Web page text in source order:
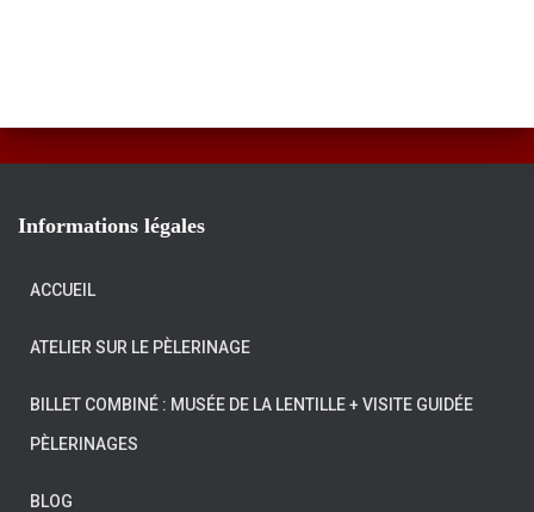
Informations légales
ACCUEIL
ATELIER SUR LE PÈLERINAGE
BILLET COMBINÉ : MUSÉE DE LA LENTILLE + VISITE GUIDÉE
PÈLERINAGES
BLOG